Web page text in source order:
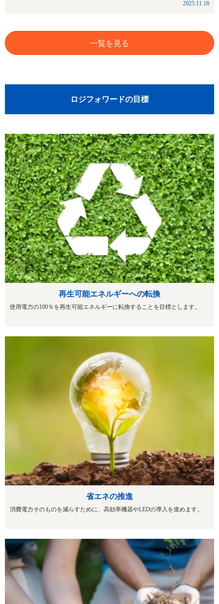
2025.11.18
一覧を見る
ロジフォワードの目標
再生可能エネルギーへの転換
使用電力の100％を再生可能エネルギーに転換することを目標とします。
省エネの推進
消費電力そのものを減らすために、高効率機器やLEDの導入を進めます。